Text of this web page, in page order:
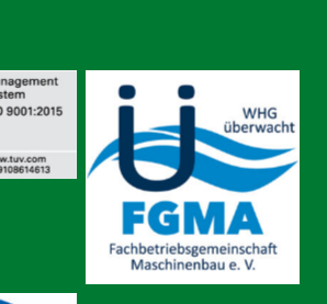
No Caption